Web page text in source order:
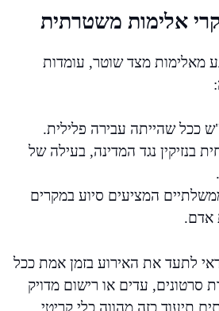
אלימות משטרתית
מאלימות מצד שוטר, עומדות
ככל שהייתה עבירה פלילית.
בנזיקין נגד המדינה, בעילה של
המציעים סיוע במקרים
אדם.
לתעד את האירוע בזמן אמת ככל
סרטונים, עדים או רישום מדויק
תיעוד כזה מהווה כלי קריטי